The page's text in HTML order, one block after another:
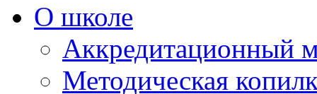
О школе
Аккредитационный
Методическая